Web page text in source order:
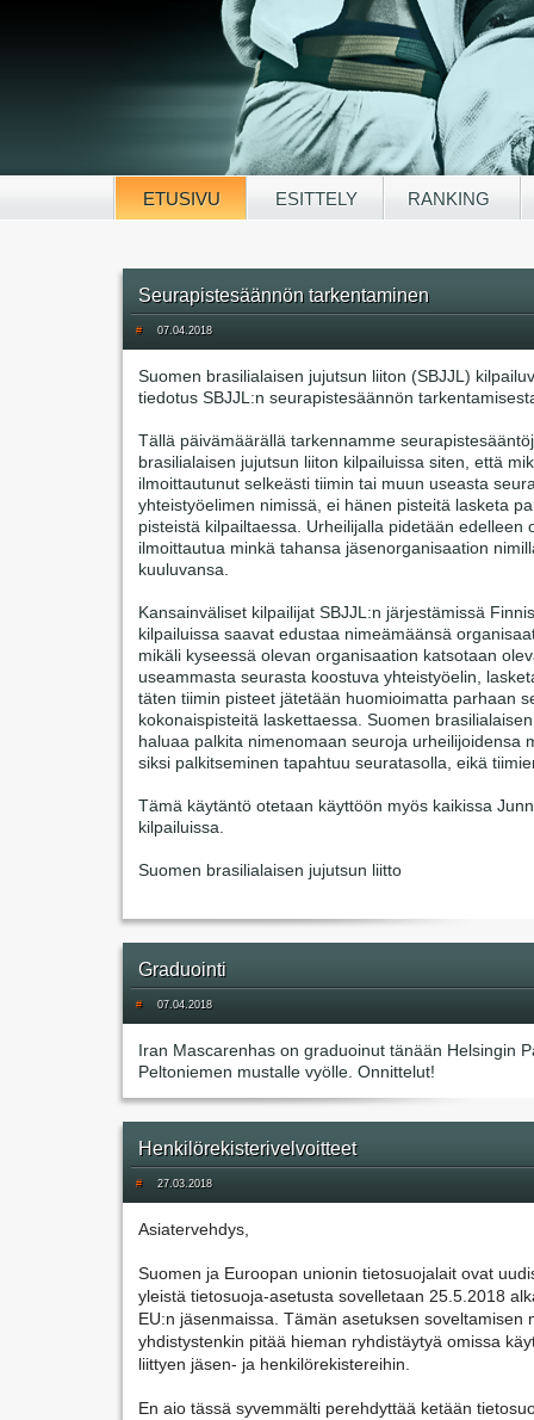
ETUSIVU ESITTELY RANKING
Seurapistesäännön tarkentaminen
# 07.04.2018
Suomen brasilialaisen jujutsun liiton (SBJJL)
tiedotus SBJJL:n seurapistesäännön
Tällä päivämäärällä tarkennamme
brasilialaisen jujutsun liiton kilpailuissa siten, että
ilmoittautunut selkeästi tiimin tai muun useasta
yhteistyöelimen nimissä, ei hänen pisteitä lasketa
pisteistä kilpailtaessa. Urheilijalla pidetään edelleen
ilmoittautua minkä tahansa jäsenorganisaation
kuuluvansa.
Kansainväliset kilpailijat SBJJL:n järjestämissä
kilpailuissa saavat edustaa nimeämäänsä
mikäli kyseessä olevan organisaation katsotaan
useammasta seurasta koostuva yhteistyöelin,
täten tiimin pisteet jätetään huomioimatta parhaan
kokonaispisteitä laskettaessa. Suomen
haluaa palkita nimenomaan seuroja urheilijoidensa
siksi palkitseminen tapahtuu seuratasolla, eikä
Tämä käytäntö otetaan käyttöön myös kaikissa
kilpailuissa.
Suomen brasilialaisen jujutsun liitto
Graduointi
# 07.04.2018
Iran Mascarenhas on graduoinut tänään Helsingin
Peltoniemen mustalle vyölle. Onnittelut!
Henkilörekisterivelvoitteet
# 27.03.2018
Asiatervehdys,
Suomen ja Euroopan unionin tietosuojalait ovat
yleistä tietosuoja-asetusta sovelletaan 25.5.2018
EU:n jäsenmaissa. Tämän asetuksen soveltamisen
yhdistystenkin pitää hieman ryhdistäytyä omissa
liittyen jäsen- ja henkilörekistereihin.
En aio tässä syvemmälti perehdyttää ketään